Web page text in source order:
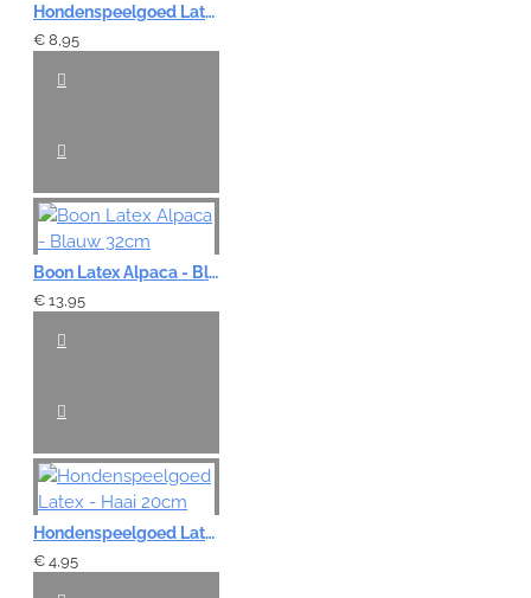
Hondenspeelgoed Latex Kip - 42cm
€ 8,95
Boon Latex Alpaca - Blauw 32cm
€ 13,95
Hondenspeelgoed Latex - Haai 20cm
€ 4,95